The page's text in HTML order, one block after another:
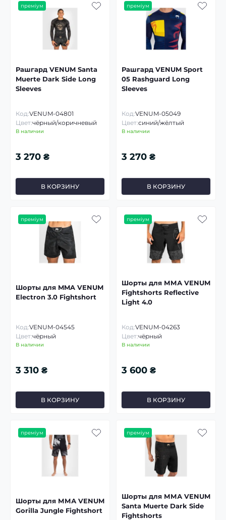
преміум
Рашгард VENUM Santa
Muerte Dark Side Long
Sleeves
Код:VENUM-04801
Цвет:чёрный/коричневый
В наличии
3 270 ₴
В КОРЗИНУ
преміум
Рашгард VENUM Sport
05 Rashguard Long
Sleeves
Код:VENUM-05049
Цвет:синий/жёлтый
В наличии
3 270 ₴
В КОРЗИНУ
преміум
Шорты для MMA VENUM
Electron 3.0 Fightshort
Код:VENUM-04545
Цвет:чёрный
В наличии
3 310 ₴
В КОРЗИНУ
преміум
Шорты для ММА VENUM
Fightshorts Reflective
Light 4.0
Код:VENUM-04263
Цвет:чёрный
В наличии
3 600 ₴
В КОРЗИНУ
преміум
Шорты для ММА VENUM
Gorilla Jungle Fightshort
преміум
Шорты для ММА VENUM
Santa Muerte Dark Side
Fightshorts